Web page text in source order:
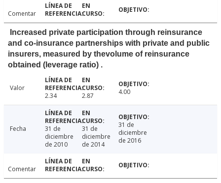
Comentar
Increased private participation through reinsurance
and co-insurance partnerships with private and public
insurers, measured by thevolume of reinsurance
obtained (leverage ratio) .
Valor
2.34
2.87 4.00
Fecha
31 de
diciembre
de 2010
31 de
diciembre
de 2014
31 de
diciembre
de 2016
Comentar